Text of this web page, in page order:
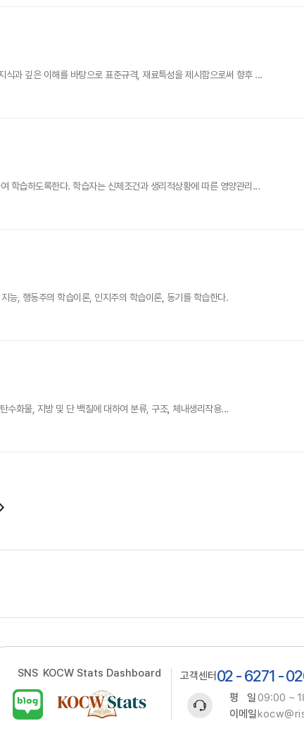
과 깊은 이해를 바탕으로 표준규격, 재료특성을 제시함으로써 향후 ...
학습하도록한다. 학습자는 신체조건과 생리적상황에 따른 영양관리...
능, 행동주의 학습이론, 인지주의 학습이론, 동기를 학습한다.
수화물, 지방 및 단 백질에 대하여 분류, 구조, 체내생리작용...
SNS KOCW Stats Dashboard 고객센터 02 - 6271 -
평 일09:00 ~
이메일